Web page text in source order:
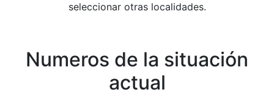
seleccionar otras localidades.
Numeros de la situación
actual